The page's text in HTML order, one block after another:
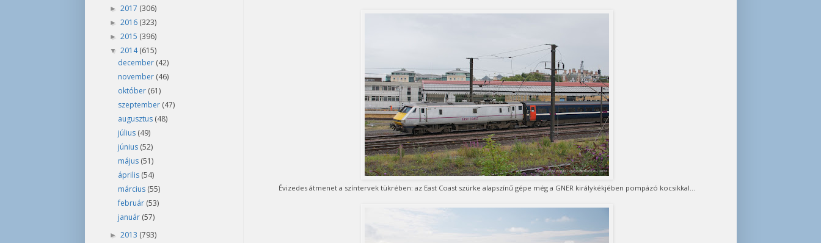
Évizedes átmenet a színtervek tükrében: az East Coast szürke alapszínű gépe még a GNER királykékjében pompázó kocsikkal...
► 2017 (306)
► 2016 (323)
► 2015 (396)
▼ 2014(615)
december (42)
november (46)
október (61)
szeptember (47)
augusztus (48)
július (49)
június (52)
május (51)
április (54)
március (55)
február (53)
január (57)
► 2013 (793)